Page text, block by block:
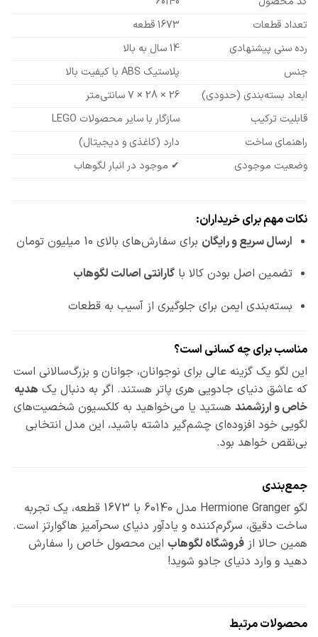
تعداد قطعات
1673 قطعه
رده سنی پیشنهادی
جنس
پلاستیک ABS با کیفیت بالا
ابعاد بسته‌بندی (حدودی)
26 × 28 × 7 سانتی‌متر
قابلیت ترکیب
سازگار با سایر محصولات LEGO
راهنمای ساخت
دارد (کاغذی و دیجیتال)
وضعیت موجودی
✔ موجود در انبار لگوهاب
نکات مهم برای خریداران:
ارسال سریع و رایگانبرای سفارش‌های بالای 10 میلیون تومان
تضمین اصل بودن کالا با گارانتی اصالت لگوهاب
بسته‌بندی ایمن برای جلوگیری از آسیب به قطعات
مناسب برای چه کسانی است؟
این لگو یک گزینه عالی برای نوجوانان، جوانان و بزرگ‌سالانی است
که عاشق دنیای جادویی هری پاتر هستند. اگر به دنبال یکهدیه
خاص و ارزشمندهستید یا می‌خواهید به کلکسیون شخصیت‌های
لگویی خود افزوده‌ای چشم‌گیر داشته باشید، این مدل انتخابی
بی‌نقص خواهد بود.
جمع‌بندی
لگو Hermione Granger مدل 60140 با 1673 قطعه، یک تجربه
ساخت دقیق، سرگرم‌کننده و یادآور دنیای سحرآمیز هاگوارتز است.
همین حالا از فروشگاه لگوهاباین محصول خاص را سفارش
دهید و وارد دنیای جادو شوید!
محصولات مرتبط